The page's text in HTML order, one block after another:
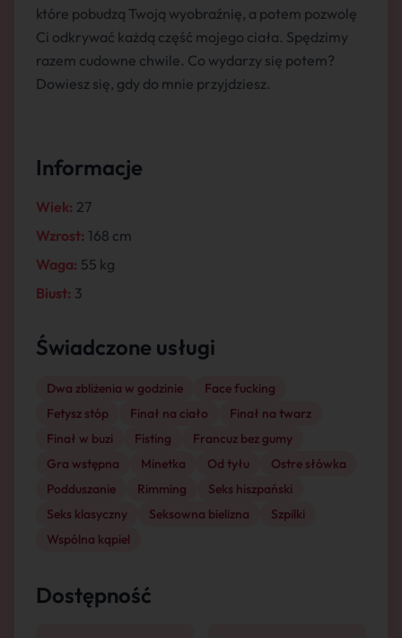
które pobudzą Twoją wyobraźnię, a potem pozwolę
Ci odkrywać każdą część mojego ciała. Spędzimy
razem cudowne chwile. Co wydarzy się potem?
Dowiesz się, gdy do mnie przyjdziesz.
Informacje
Wiek: 27
Wzrost: 168 cm
Waga: 55 kg
Biust: 3
Świadczone usługi
Dwa zbliżenia w godzinie
Face fucking
Fetysz stóp
Finał na ciało
Finał na twarz
Finał w buzi
Fisting
Francuz bez gumy
Gra wstępna
Minetka Od tyłu
Ostre słówka
Podduszanie
Rimming
Seks hiszpański
Seks klasyczny
Seksowna bielizna
Szpilki
Wspólna kąpiel
Dostępność